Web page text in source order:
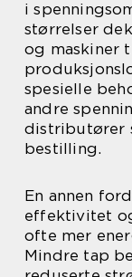
i
størrelser
og maskiner
spesielle
andre
distributører
bestilling.
En annen
effektivitet
ofte mer
Mindre tap